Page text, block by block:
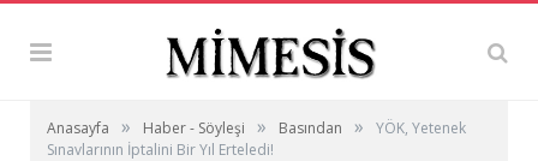
Anasayfa » Haber - Söyleşi » Basından »
YÖK, Yetenek
Sınavlarının İptalini Bir Yıl Erteledi!